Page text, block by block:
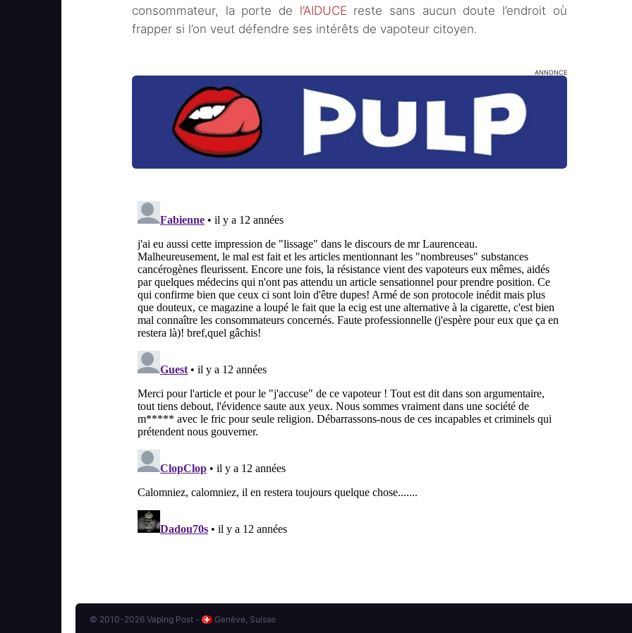
consommateur, la porte de l’AIDUCE reste sans aucun doute l’endroit où
frapper si l’on veut défendre ses intérêts de vapoteur citoyen.
ANNONCE
© 2010-2026 Vaping Post - Genève, Suisse